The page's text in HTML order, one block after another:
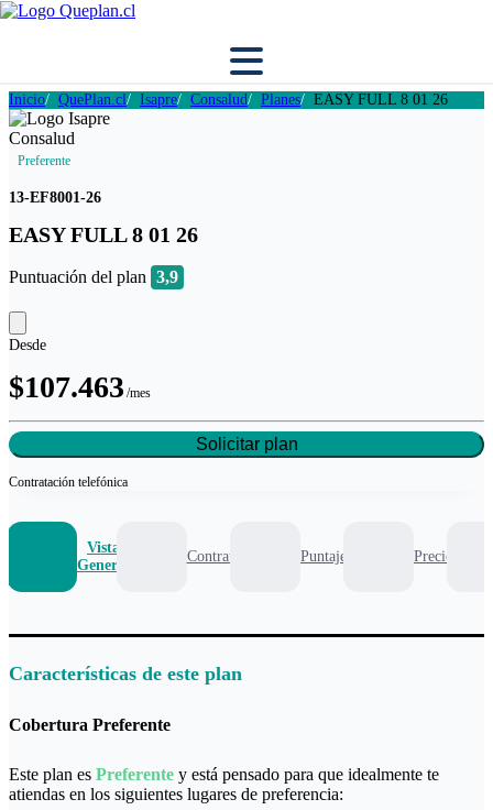
Inicio QuePlan.cl Isapre Consalud Planes EASY FULL 8 01 26
Preferente
13-EF8001-26
EASY FULL 8 01 26
Puntuación del plan 3,9
Desde
$107.463 /mes
Solicitar plan
Contratación telefónica
Vista
General
Contrato Puntaje Precio
Características de este plan
Cobertura Preferente
Este plan es Preferente y está pensado para que idealmente te
atiendas en los siguientes lugares de preferencia: